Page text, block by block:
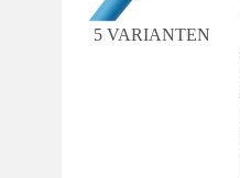
5 VARIANTEN